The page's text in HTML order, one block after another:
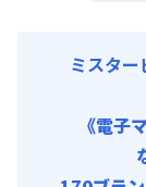
ミスタ
《電子